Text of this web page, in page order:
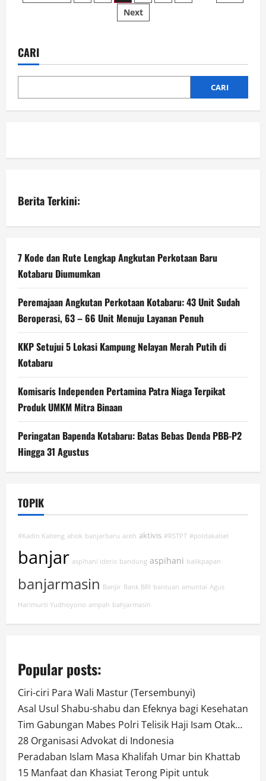
18
Rampa
Lama:
Terakhir
Next
CARI
CARI
Berita Terkini:
7 Kode dan Rute Lengkap Angkutan Perkotaan Baru
Kotabaru Diumumkan
Peremajaan Angkutan Perkotaan Kotabaru: 43 Unit Sudah
Beroperasi, 63 – 66 Unit Menuju Layanan Penuh
KKP Setujui 5 Lokasi Kampung Nelayan Merah Putih di
Kotabaru
Komisaris Independen Pertamina Patra Niaga Terpikat
Produk UMKM Mitra Binaan
Peringatan Bapenda Kotabaru: Batas Bebas Denda PBB-P2
Hingga 31 Agustus
TOPIK
#Kadin Kalteng ahok banjarbaru aceh aktivis #RSTPT #poldakalsel
banjar aspihani ideris bandung aspihani balikpapan
banjarmasin Banjir Bank BRI bantuan amuntai Agus
Harimurti Yudhoyono ampah bahjarmasin
Popular posts:
Ciri-ciri Para Wali Mastur (Tersembunyi)
Asal Usul Shabu-shabu dan Efeknya bagi Kesehatan
Tim Gabungan Mabes Polri Telisik Haji Isam Otak…
28 Organisasi Advokat di Indonesia
Peradaban Islam Masa Khalifah Umar bin Khattab
15 Manfaat dan Khasiat Terong Pipit untuk